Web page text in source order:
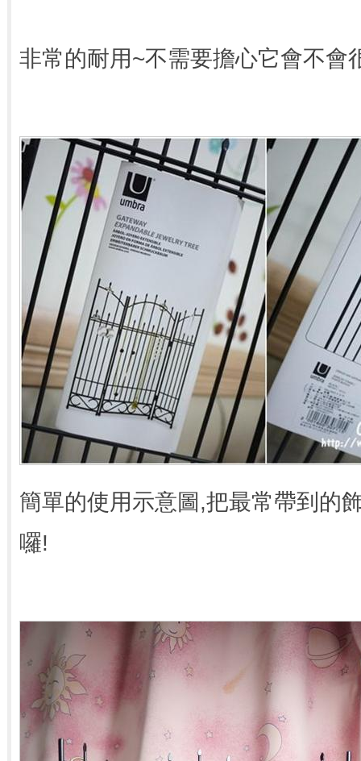
非常的耐用~不需要擔心它會不會
簡單的使用示意圖,把最常帶到的
囉!